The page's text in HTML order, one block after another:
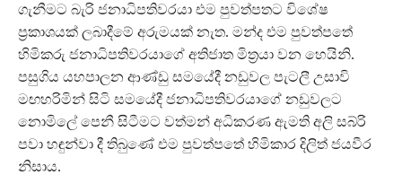
ගැනීමට බැරි ජනාධිපතිවරයා එම පුවත්පතට විශේෂ
ප්‍රකාශයක් ලබාදීමේ අරුමයක් නැත. මන්ද එම පුවත්පතේ
හිමිකරු ජනාධිපතිවරයාගේ අතිජාත මිත්‍රයා වන හෙයිනි.
පසුගිය යහපාලන ආණ්ඩු සමයේදී නඩුවල පැටලී උසාවි
මඟහරිමින් සිටි සමයේදී ජනාධිපතිවරයාගේ නඩුවලට
නොමිලේ පෙනී සිටීමට වත්මන් අධිකරණ ඇමති අලි සබ්රි
පවා හඳුන්වා දී තිබුණේ එම පුවත්පතේ හිමිකාර දිලිත් ජයවීර
නිසාය.